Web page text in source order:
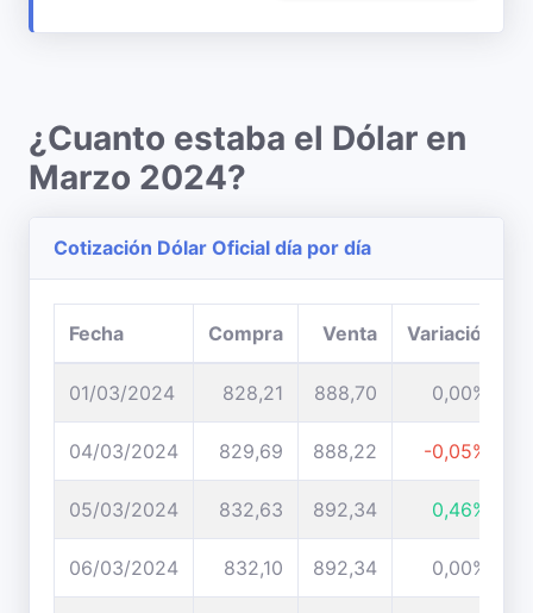
¿Cuanto estaba el Dólar en
Marzo 2024?
Cotización Dólar Oficial día por día
Fecha Compra Venta Variación
01/03/2024 828,21 888,70 0,00%
04/03/2024 829,69 888,22 -0,05%
05/03/2024 832,63 892,34 0,46%
06/03/2024 832,10 892,34 0,00%